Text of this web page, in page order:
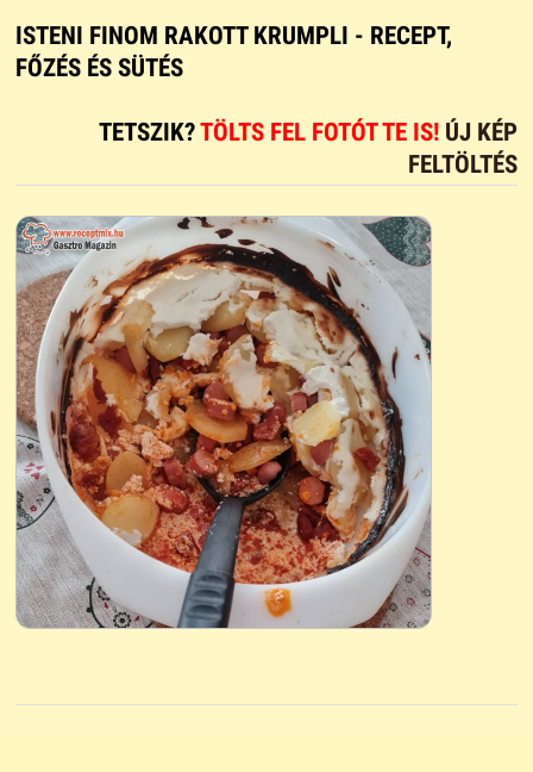
ISTENI FINOM RAKOTT KRUMPLI - RECEPT,
FŐZÉS ÉS SÜTÉS
TETSZIK?TÖLTS FEL FOTÓT TE IS! ÚJ KÉP
FELTÖLTÉS